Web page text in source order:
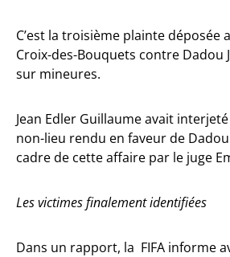
C’est la troisième plainte déposée
Croix-des-Bouquets contre Dadou
sur mineures.
Jean Edler Guillaume avait
non-lieu rendu en faveur de
cadre de cette affaire par le juge
Les victimes finalement identifiées
Dans un rapport, la FIFA informe